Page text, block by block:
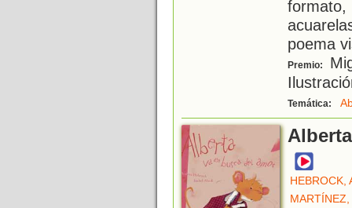
poema
Premio:
Temática:
HEBROCK,